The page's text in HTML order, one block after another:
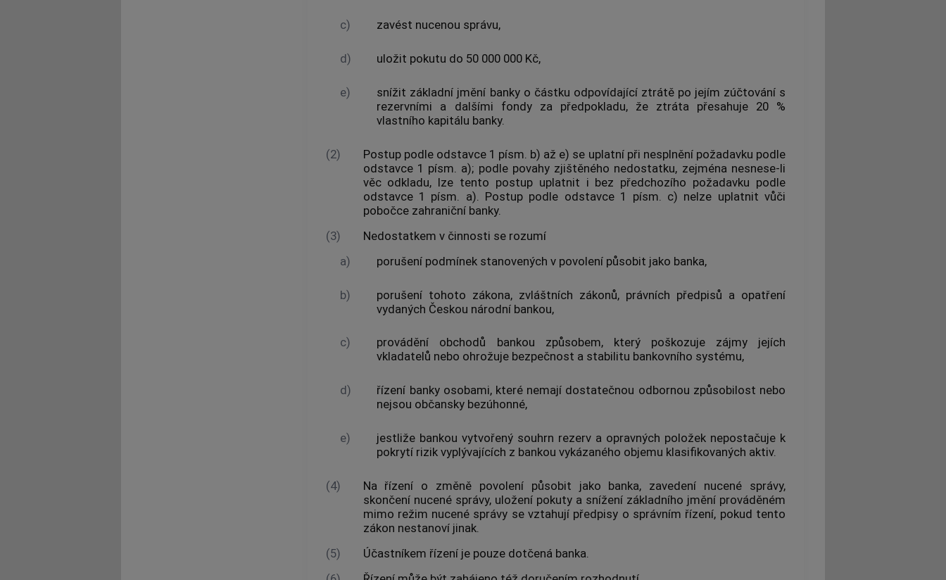
c) zavést nucenou správu,
d) uložit pokutu do 50 000 000 Kč,
e)
snížit základní jmění banky o částku odpovídající ztrátě po jejím zúčtování s
rezervními a dalšími fondy za předpokladu, že ztráta přesahuje 20 %
vlastního kapitálu banky.
(2)
Postup podle odstavce 1 písm. b) až e) se uplatní při nesplnění požadavku podle
odstavce 1 písm. a); podle povahy zjištěného nedostatku, zejména nesnese-li
věc odkladu, lze tento postup uplatnit i bez předchozího požadavku podle
odstavce 1 písm. a). Postup podle odstavce 1 písm. c) nelze uplatnit vůči
pobočce zahraniční banky.
(3)
Nedostatkem v činnosti se rozumí
a)
porušení podmínek stanovených v povolení působit jako banka,
b)
porušení tohoto zákona, zvláštních zákonů, právních předpisů a opatření
vydaných Českou národní bankou,
c)
provádění obchodů bankou způsobem, který poškozuje zájmy jejích
vkladatelů nebo ohrožuje bezpečnost a stabilitu bankovního systému,
d)
řízení banky osobami, které nemají dostatečnou odbornou způsobilost nebo
nejsou občansky bezúhonné,
e)
jestliže bankou vytvořený souhrn rezerv a opravných položek nepostačuje k
pokrytí rizik vyplývajících z bankou vykázaného objemu klasifikovaných aktiv.
(4)
Na řízení o změně povolení působit jako banka, zavedení nucené správy,
skončení nucené správy, uložení pokuty a snížení základního jmění prováděném
mimo režim nucené správy se vztahují předpisy o správním řízení, pokud tento
zákon nestanoví jinak.
(5)
Účastníkem řízení je pouze dotčená banka.